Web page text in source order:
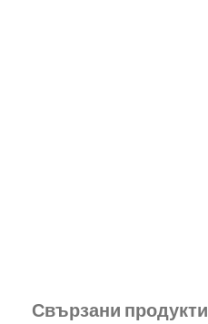
Свързани продукти